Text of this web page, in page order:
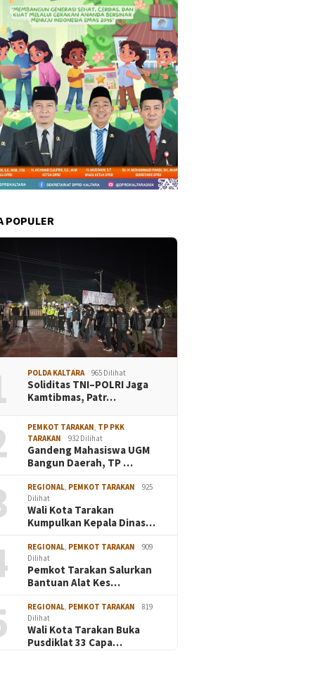
POPULER
POLDA KALTARA 965 Dilihat
Soliditas TNI–POLRI Jaga
Kamtibmas, Patr…
PEMKOT TARAKAN TP PKK
TARAKAN
932 Dilihat
Gandeng Mahasiswa UGM
Bangun Daerah, TP …
REGIONAL PEMKOT TARAKAN
925
Dilihat
Wali Kota Tarakan
Kumpulkan Kepala Dinas…
REGIONAL PEMKOT TARAKAN
909
Dilihat
Pemkot Tarakan Salurkan
Bantuan Alat Kes…
REGIONAL PEMKOT TARAKAN
819
Dilihat
Wali Kota Tarakan Buka
Pusdiklat 33 Capa…